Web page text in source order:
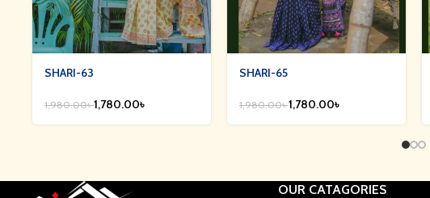
SHARI-63
1,980.00৳1,780.00৳
SHARI-65
1,980.00৳1,780.00৳
OUR CATAGORIES